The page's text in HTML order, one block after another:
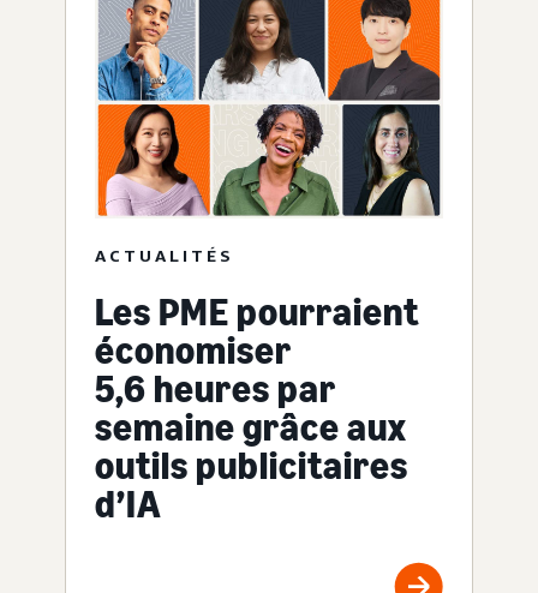
ACTUALITÉS
Les PME pourraient
économiser
5,6 heures par
semaine grâce aux
outils publicitaires
d’IA